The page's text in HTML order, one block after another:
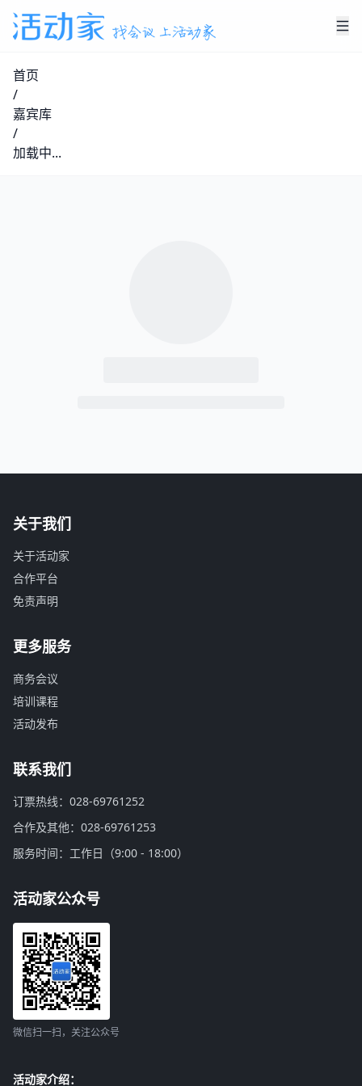
首页
/
嘉宾库
/
加载中...
关于我们
关于活动家
合作平台
免责声明
更多服务
商务会议
培训课程
活动发布
联系我们
订票热线：028-69761252
合作及其他：028-69761253
服务时间：工作日（9:00 - 18:00）
活动家公众号
微信扫一扫，关注公众号
活动家介绍：